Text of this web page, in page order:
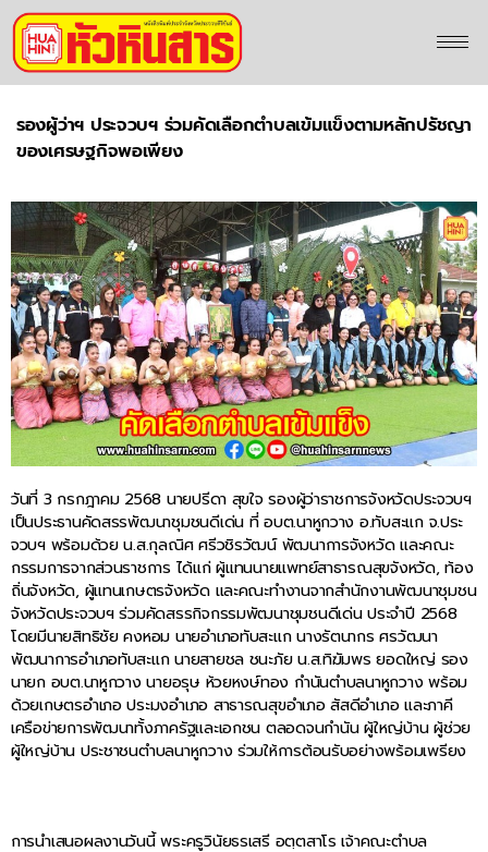
รองผู้ว่าฯ ประจวบฯ ร่วมคัดเลือกตำบลเข้มแข็งตามหลักปรัชญา
ของเศรษฐกิจพอเพียง
วันที่ 3 กรกฎาคม 2568 นายปรีดา สุขใจ รองผู้ว่าราชการจังหวัดประจวบฯ
เป็นประธานคัดสรรพัฒนาชุมชนดีเด่น ที่ อบต.นาหูกวาง อ.ทับสะแก จ.ประ
จวบฯ พร้อมด้วย น.ส.กุลณิศ ศรีวชิรวัฒน์ พัฒนาการจังหวัด และคณะ
กรรมการจากส่วนราชการ ได้แก่ ผู้แทนนายแพทย์สาธารณสุขจังหวัด, ท้อง
ถิ่นจังหวัด, ผู้แทนเกษตรจังหวัด และคณะทำงานจากสำนักงานพัฒนาชุมชน
จังหวัดประจวบฯ ร่วมคัดสรรกิจกรรมพัฒนาชุมชนดีเด่น ประจำปี 2568
โดยมีนายสิทธิชัย คงหอม นายอำเภอทับสะแก นางรัตนากร ศรวัฒนา
พัฒนาการอำเภอทับสะแก นายสายชล ชนะภัย น.ส.ทิฆัมพร ยอดใหญ่ รอง
นายก อบต.นาหูกวาง นายอรุษ ห้วยหงษ์ทอง กำนันตำบลนาหูกวาง พร้อม
ด้วยเกษตรอำเภอ ประมงอำเภอ สาธารณสุขอำเภอ สัสดีอำเภอ และภาคี
เครือข่ายการพัฒนาทั้งภาครัฐและเอกชน ตลอดจนกำนัน ผู้ใหญ่บ้าน ผู้ช่วย
ผู้ใหญ่บ้าน ประชาชนตำบลนาหูกวาง ร่วมให้การต้อนรับอย่างพร้อมเพรียง
การนำเสนอผลงานวันนี้ พระครูวินัยธรเสรี อตฺตสาโร เจ้าคณะตำบล